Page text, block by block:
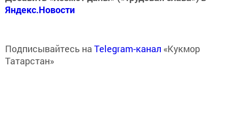
Яндекс.Новости
Подписывайтесь на Telegram-канал «Кукмор
Татарстан»